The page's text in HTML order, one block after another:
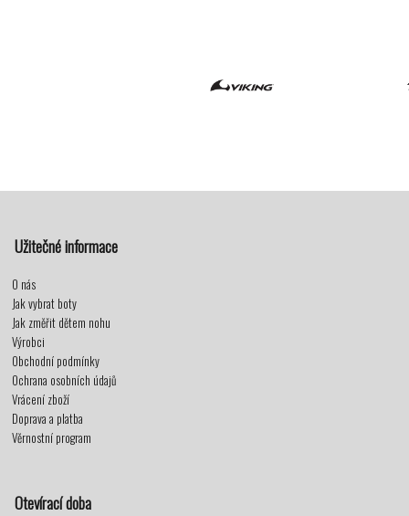
Užitečné informace
O nás
Jak vybrat boty
Jak změřit dětem nohu
Výrobci
Obchodní podmínky
Ochrana osobních údajů
Vrácení zboží
Doprava a platba
Věrnostní program
Otevírací doba